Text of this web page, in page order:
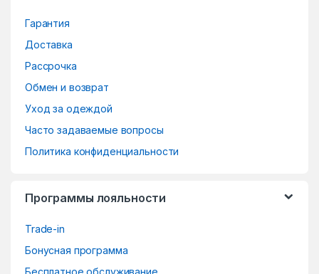
Гарантия
Доставка
Рассрочка
Обмен и возврат
Уход за одеждой
Часто задаваемые вопросы
Политика конфиденциальности
Программы лояльности
Trade-in
Бонусная программа
Бесплатное обслуживание